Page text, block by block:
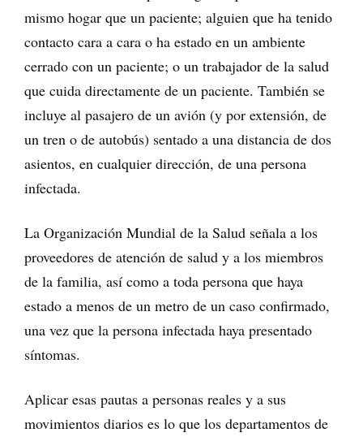
mismo hogar que un paciente; alguien que ha tenido
contacto cara a cara o ha estado en un ambiente
cerrado con un paciente; o un trabajador de la salud
que cuida directamente de un paciente. También se
incluye al pasajero de un avión (y por extensión, de
un tren o de autobús) sentado a una distancia de dos
asientos, en cualquier dirección, de una persona
infectada.
La Organización Mundial de la Salud señala a los
proveedores de atención de salud y a los miembros
de la familia, así como a toda persona que haya
estado a menos de un metro de un caso confirmado,
una vez que la persona infectada haya presentado
síntomas.
Aplicar esas pautas a personas reales y a sus
movimientos diarios es lo que los departamentos de